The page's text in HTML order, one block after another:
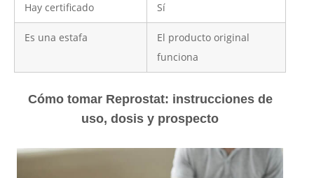
Hay certificado Sí
Es una estafa
El producto original
funciona
Cómo tomar Reprostat: instrucciones de
uso, dosis y prospecto